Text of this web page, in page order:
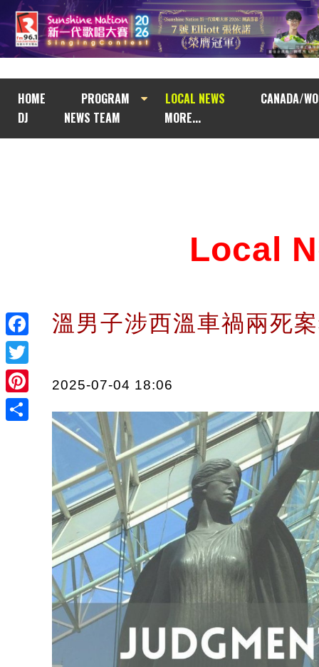
HOME PROGRAM LOCAL NEWS
CANADA/
DJ
NEWS TEAM MORE...
Facebook
Twitter
Pinterest
Local
溫男子涉西溫車禍兩死
2025-07-04 18:06